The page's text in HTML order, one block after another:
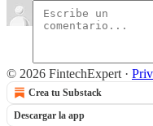
© 2026 FintechExpert ·
Crea tu Substack
Descargar la app